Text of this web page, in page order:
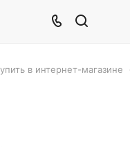
в интернет-магазине